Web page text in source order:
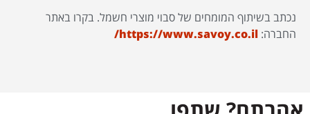
נכתב בשיתוף המומחים של סבוי מוצרי חשמל. בקרו באתר
החברה: https://www.savoy.co.il/